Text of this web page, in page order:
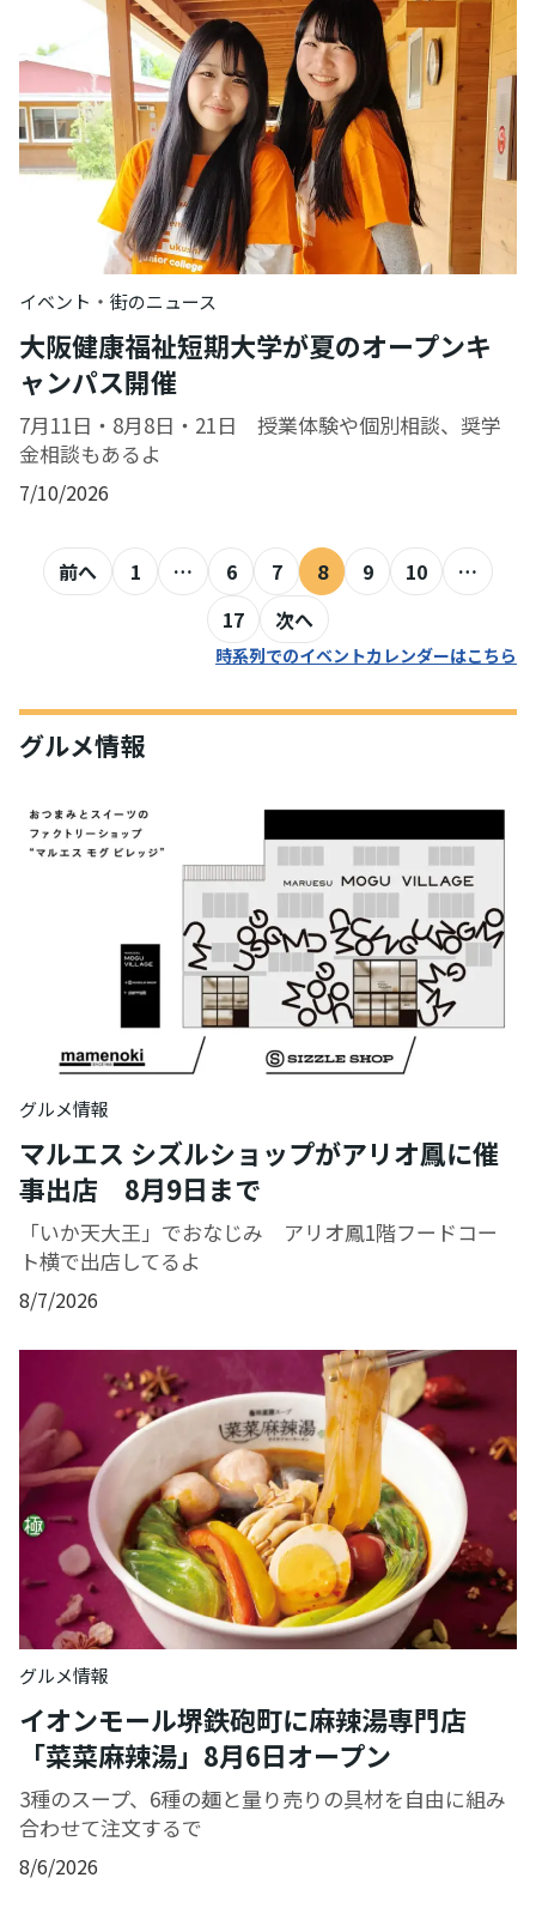
イベント ・ 街のニュース
大阪健康福祉短期大学が夏のオープンキ
ャンパス開催
7月11日・8月8日・21日 授業体験や個別相談、奨学
金相談もあるよ
7/10/2026
前へ 1 … 6 7 8 9 10
…
17
次へ
時系列でのイベントカレンダーはこちら
グルメ情報
グルメ情報
マルエス シズルショップがアリオ鳳に催
事出店 8月9日まで
「いか天大王」でおなじみ アリオ鳳1階フードコー
ト横で出店してるよ
8/7/2026
グルメ情報
イオンモール堺鉄砲町に麻辣湯専門店
「菜菜麻辣湯」8月6日オープン
3種のスープ、6種の麺と量り売りの具材を自由に組み
合わせて注文するで
8/6/2026